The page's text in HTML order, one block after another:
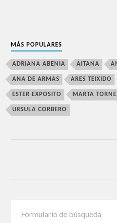
MÁS POPULARES
ADRIANA ABENIA AITANA
ANA DE ARMAS ARES TEIXIDO
ESTER EXPOSITO MARTA TORNE
URSULA CORBERO